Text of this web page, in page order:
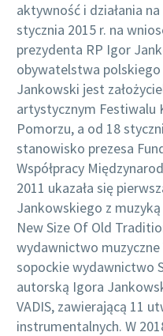
aktywność i działania
stycznia 2015 r. na
prezydenta RP Igor
obywatelstwa
Jankowski jest
artystycznym Festiwalu
Pomorzu, a od 18
stanowisko prezesa
Współpracy
2011 ukazała się
Jankowskiego z
New Size Of Old
wydawnictwo muzyczne
sopockie wydawnictwo
autorską Igora
VADIS, zawierającą 11
instrumentalnych. W